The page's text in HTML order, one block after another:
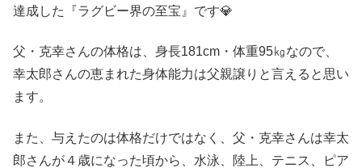
達成した『ラグビー界の至宝』です💎
父・克幸さんの体格は、身長181cm・体重95㎏なので、
幸太郎さんの恵まれた身体能力は父親譲りと言えると思い
ます。
また、与えたのは体格だけではなく、父・克幸さんは幸太
郎さんが４歳になった頃から、水泳、陸上、テニス、ピア